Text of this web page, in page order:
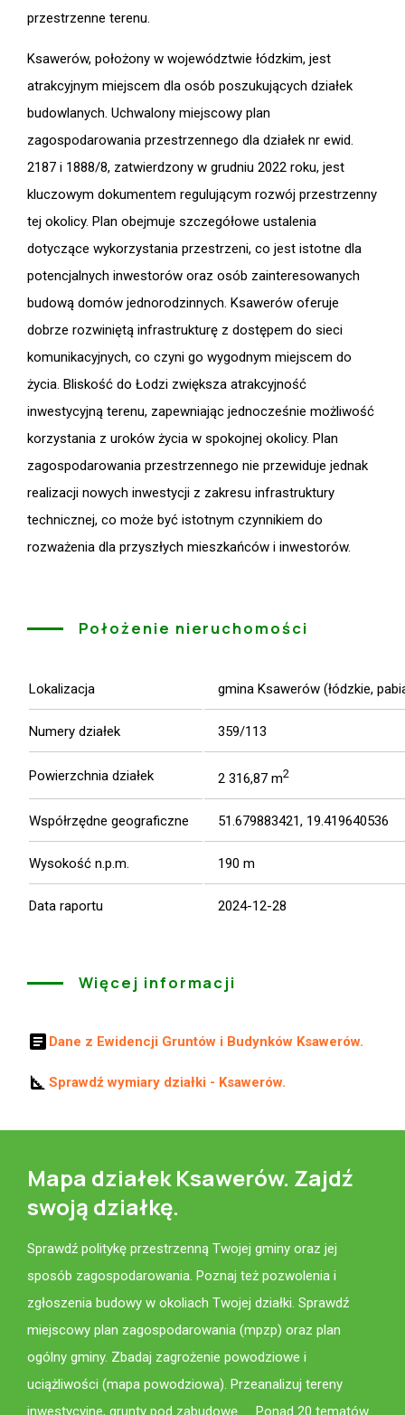
przestrzenne terenu.
Ksawerów, położony w województwie łódzkim, jest
atrakcyjnym miejscem dla osób poszukujących działek
budowlanych. Uchwalony miejscowy plan
zagospodarowania przestrzennego dla działek nr ewid.
2187 i 1888/8, zatwierdzony w grudniu 2022 roku, jest
kluczowym dokumentem regulującym rozwój przestrzenny
tej okolicy. Plan obejmuje szczegółowe ustalenia
dotyczące wykorzystania przestrzeni, co jest istotne dla
potencjalnych inwestorów oraz osób zainteresowanych
budową domów jednorodzinnych. Ksawerów oferuje
dobrze rozwiniętą infrastrukturę z dostępem do sieci
komunikacyjnych, co czyni go wygodnym miejscem do
życia. Bliskość do Łodzi zwiększa atrakcyjność
inwestycyjną terenu, zapewniając jednocześnie możliwość
korzystania z uroków życia w spokojnej okolicy. Plan
zagospodarowania przestrzennego nie przewiduje jednak
realizacji nowych inwestycji z zakresu infrastruktury
technicznej, co może być istotnym czynnikiem do
rozważenia dla przyszłych mieszkańców i inwestorów.
Położenie nieruchomości
Lokalizacja gmina Ksawerów (łódzkie,
Numery działek 359/113
Powierzchnia działek 2 316,87 m2
Współrzędne geograficzne 51.679883421, 19.419640536
Wysokość n.p.m. 190 m
Data raportu 2024-12-28
Więcej informacji
article Dane z Ewidencji Gruntów i Budynków Ksawerów.
square_foot Sprawdź wymiary działki - Ksawerów.
Mapa działek Ksawerów. Zajdź
swoją działkę.
Sprawdź politykę przestrzenną Twojej gminy oraz jej
sposób zagospodarowania. Poznaj też pozwolenia i
zgłoszenia budowy w okoliach Twojej działki. Sprawdź
miejscowy plan zagospodarowania (mpzp) oraz plan
ogólny gminy. Zbadaj zagrożenie powodziowe i
uciążliwości (mapa powodziowa). Przeanalizuj tereny
inwestycyjne, grunty pod zabudowę. ... Ponad 20 tematów